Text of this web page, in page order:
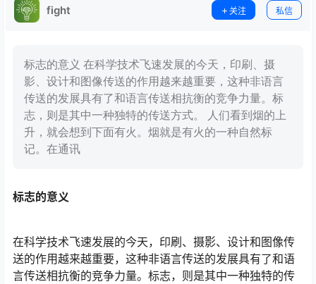
fight 关注 私信
标志的意义 在科学技术飞速发展的今天，印刷、摄
影、设计和图像传送的作用越来越重要，这种非语言
传送的发展具有了和语言传送相抗衡的竞争力量。标
志，则是其中一种独特的传送方式。 人们看到烟的上
升，就会想到下面有火。烟就是有火的一种自然标
记。在通讯
标志的意义
在科学技术飞速发展的今天，印刷、摄影、设计和图像传
送的作用越来越重要，这种非语言传送的发展具有了和语
言传送相抗衡的竞争力量。标志，则是其中一种独特的传